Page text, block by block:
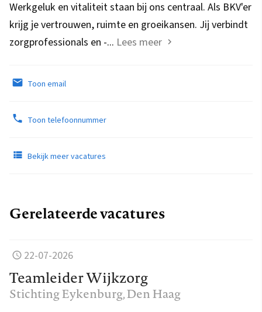
Werkgeluk en vitaliteit staan bij ons centraal. Als BKV'er
krijg je vertrouwen, ruimte en groeikansen. Jij verbindt
zorgprofessionals en -... Lees meer
Toon email
Toon telefoonnummer
Bekijk meer vacatures
Gerelateerde vacatures
22-07-2026
Teamleider Wijkzorg
Stichting Eykenburg, Den Haag